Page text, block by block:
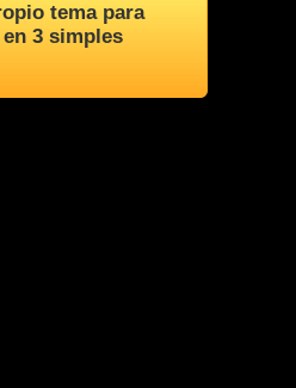
tema para
3 simples